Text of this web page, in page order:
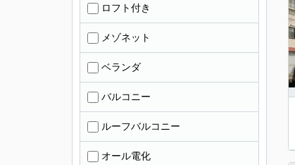
ロフト付き
メゾネット
ベランダ
バルコニー
ルーフバルコニー
オール電化